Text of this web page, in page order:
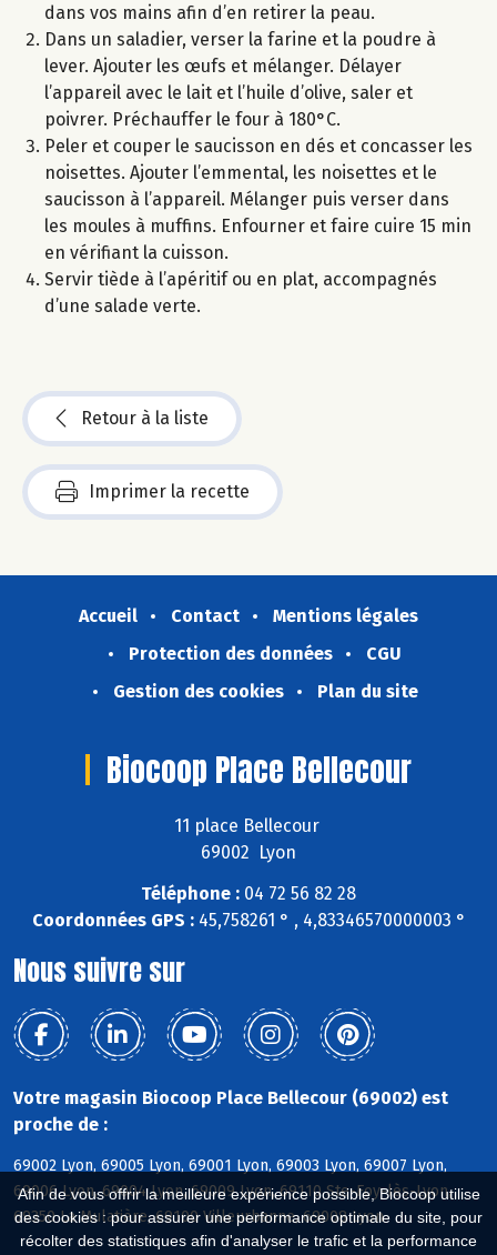
Afin de vous offrir la meilleure expérience possible, Biocoop utilise
des cookies : pour assurer une performance optimale du site, pour
récolter des statistiques afin d'analyser le trafic et la performance
dans vos mains afin d’en retirer la peau.
Dans un saladier, verser la farine et la poudre à
lever. Ajouter les œufs et mélanger. Délayer
l’appareil avec le lait et l’huile d’olive, saler et
poivrer. Préchauffer le four à 180°C.
Peler et couper le saucisson en dés et concasser les
noisettes. Ajouter l’emmental, les noisettes et le
saucisson à l’appareil. Mélanger puis verser dans
les moules à muffins. Enfourner et faire cuire 15 min
en vérifiant la cuisson.
Servir tiède à l’apéritif ou en plat, accompagnés
d’une salade verte.
Retour à la liste
Imprimer la recette
Accueil Contact
Mentions légales
Protection des données
CGU
Gestion des cookies
Plan du site
Biocoop Place Bellecour
11 place Bellecour
69002 Lyon
Téléphone : 04 72 56 82 28
Coordonnées GPS :45,758261 ° , 4,83346570000003 °
Nous suivre sur
Votre magasin Biocoop Place Bellecour (69002) est
proche de :
69002 Lyon, 69005 Lyon, 69001 Lyon, 69003 Lyon, 69007 Lyon,
69006 Lyon, 69004 Lyon, 69009 Lyon, 69110 Ste-Foy-lès-Lyon,
69350 La Mulatière, 69100 Villeurbanne, 69008 Lyon